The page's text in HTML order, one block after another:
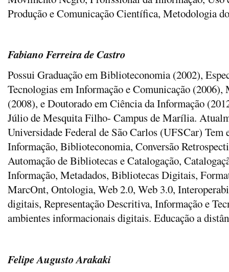
Produção e Comunicação Científica, Metodologia
Fabiano Ferreira de Castro
Possui Graduação em Biblioteconomia (2002),
Tecnologias em Informação e Comunicação
(2008), e Doutorado em Ciência da Informação
Júlio de Mesquita Filho- Campus de Marília.
Universidade Federal de São Carlos (UFSCar) Tem
Informação, Biblioteconomia, Conversão
Automação de Bibliotecas e Catalogação,
Informação, Metadados, Bibliotecas Digitais,
MarcOnt, Ontologia, Web 2.0, Web 3.0,
digitais, Representação Descritiva, Informação e
ambientes informacionais digitais. Educação a
Felipe Augusto Arakaki